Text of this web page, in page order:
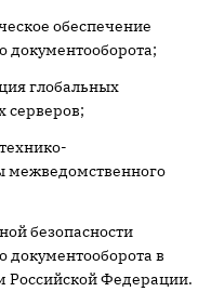
обеспечение
документооборота;
глобальных
серверов;
межведомственного
безопасности
документооборота в
Российской Федерации.